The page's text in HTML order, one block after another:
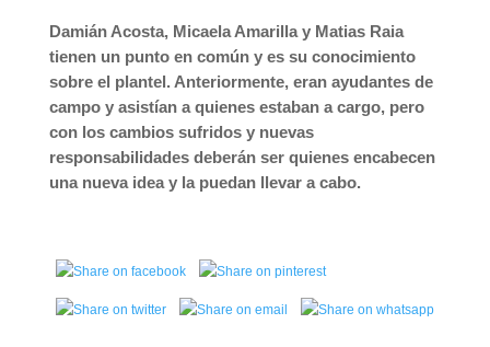
Damián Acosta, Micaela Amarilla y Matias Raia
tienen un punto en común y es su conocimiento
sobre el plantel. Anteriormente, eran ayudantes de
campo y asistían a quienes estaban a cargo, pero
con los cambios sufridos y nuevas
responsabilidades deberán ser quienes encabecen
una nueva idea y la puedan llevar a cabo.